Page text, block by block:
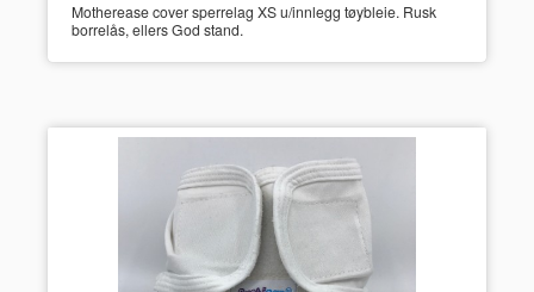
Motherease cover sperrelag XS u/innlegg tøybleie. Rusk
borrelås, ellers God stand.